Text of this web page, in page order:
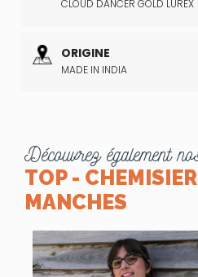
CLOUD DANCER GOLD LUREX
ORIGINE
MADE IN INDIA
Découvrez également
TOP -
MANCHES